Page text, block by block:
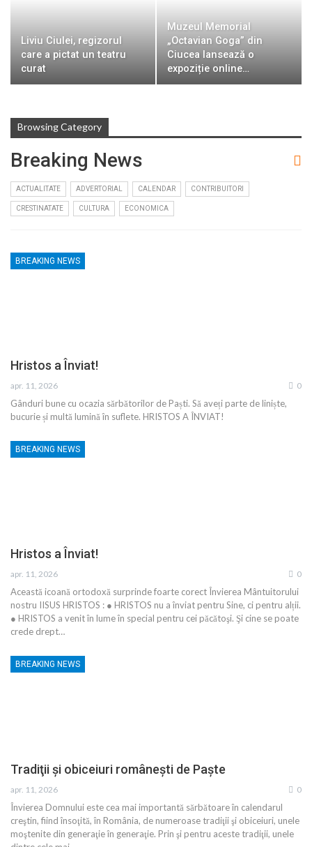
Liviu Ciulei, regizorul
care a pictat un teatru
curat
Muzeul Memorial
„Octavian Goga” din
Ciucea lansează o
expoziție online…
Browsing Category
Breaking News
ACTUALITATE ADVERTORIAL CALENDAR CONTRIBUITORI
CRESTINATATE CULTURA ECONOMICA
BREAKING NEWS
Hristos a Înviat!
apr. 11, 2026 0
Gânduri bune cu ocazia sărbătorilor de Paști. Să aveți parte de liniște,
bucurie și multă lumină în suflete. HRISTOS A ÎNVIAT!
BREAKING NEWS
Hristos a Înviat!
apr. 11, 2026 0
Această icoană ortodoxă surprinde foarte corect Învierea Mântuitorului
nostru IISUS HRISTOS : ● HRISTOS nu a înviat pentru Sine, ci pentru alții.
● HRISTOS a venit în lume în special pentru cei păcătoşi. Şi cine se poate
crede drept…
BREAKING NEWS
Tradiţii şi obiceiuri româneşti de Paşte
apr. 11, 2026 0
Învierea Domnului este cea mai importantă sărbătoare în calendarul
creştin, fiind însoţită, în România, de numeroase tradiţii şi obiceiuri, unele
moştenite din generaţie în generaţie. Prin şi pentru aceste tradiţii, unele